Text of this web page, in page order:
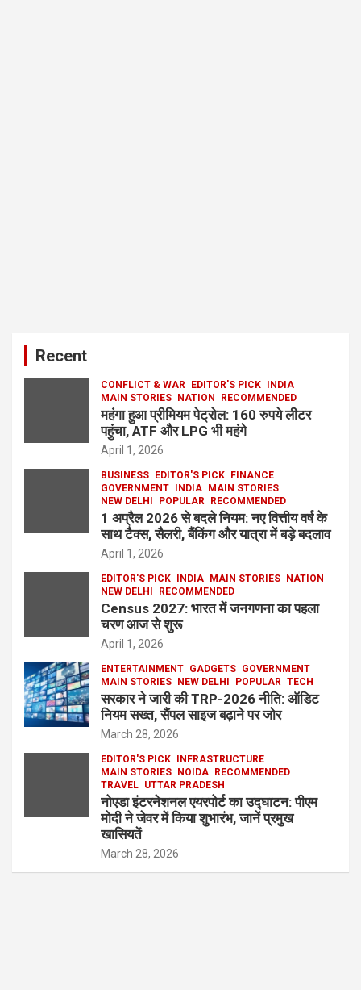
Recent
CONFLICT & WAR EDITOR'S PICK
INDIA
MAIN STORIES
NATION RECOMMENDED
महंगा हुआ प्रीमियम पेट्रोल: 160 रुपये लीटर
पहुंचा, ATF और LPG भी महंगे
April 1, 2026
BUSINESS EDITOR'S PICK
FINANCE
GOVERNMENT
INDIA
MAIN STORIES
NEW DELHI
POPULAR RECOMMENDED
1 अप्रैल 2026 से बदले नियम: नए वित्तीय वर्ष के
साथ टैक्स, सैलरी, बैंकिंग और यात्रा में बड़े बदलाव
April 1, 2026
EDITOR'S PICK INDIA MAIN STORIES
NATION
NEW DELHI
RECOMMENDED
Census 2027: भारत में जनगणना का पहला
चरण आज से शुरू
April 1, 2026
ENTERTAINMENT GADGETS GOVERNMENT
MAIN STORIES
NEW DELHI POPULAR TECH
सरकार ने जारी की TRP-2026 नीति: ऑडिट
नियम सख्त, सैंपल साइज बढ़ाने पर जोर
March 28, 2026
EDITOR'S PICK
INFRASTRUCTURE
MAIN STORIES
NOIDA
RECOMMENDED
TRAVEL UTTAR PRADESH
नोएडा इंटरनेशनल एयरपोर्ट का उद्घाटन: पीएम
मोदी ने जेवर में किया शुभारंभ, जानें प्रमुख
खासियतें
March 28, 2026